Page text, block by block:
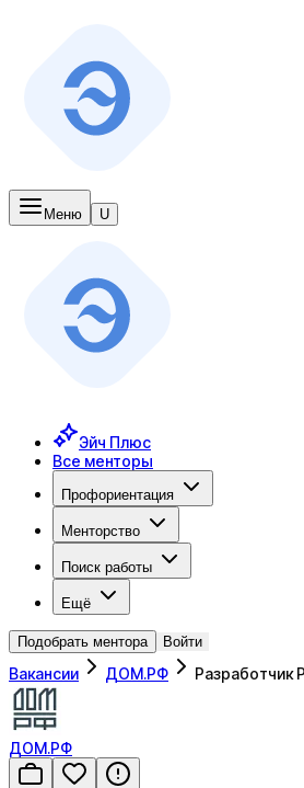
Меню U
Эйч Плюс
Все менторы
Профориентация
Менторство
Поиск работы
Ещё
Подобрать ментора Войти
Вакансии ДОМ.РФ Разработчик
ДОМ.РФ